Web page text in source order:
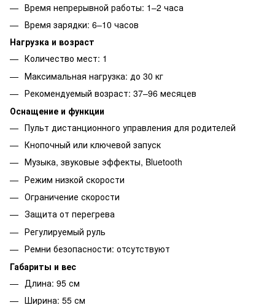
Время непрерывной работы: 1–2 часа
Время зарядки: 6–10 часов
Нагрузка и возраст
Количество мест: 1
Максимальная нагрузка: до 30 кг
Рекомендуемый возраст: 37–96 месяцев
Оснащение и функции
Пульт дистанционного управления для родителей
Кнопочный или ключевой запуск
Музыка, звуковые эффекты, Bluetooth
Режим низкой скорости
Ограничение скорости
Защита от перегрева
Регулируемый руль
Ремни безопасности: отсутствуют
Габариты и вес
Длина: 95 см
Ширина: 55 см